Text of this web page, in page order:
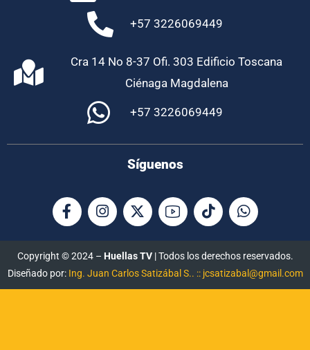
+57 3226069449
Cra 14 No 8-37 Ofi. 303 Edificio Toscana
Ciénaga Magdalena
+57 3226069449
Síguenos
Copyright © 2024 – Huellas TV| Todos los derechos reservados.
Diseñado por: Ing. Juan Carlos Satizábal S.. :: jcsatizabal@gmail.com